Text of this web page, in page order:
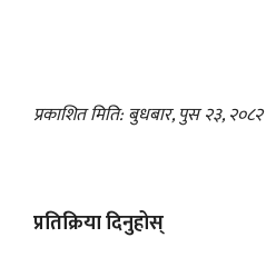
प्रकाशित मिति: बुधबार, पुस २३, २०८२
प्रतिक्रिया दिनुहोस्